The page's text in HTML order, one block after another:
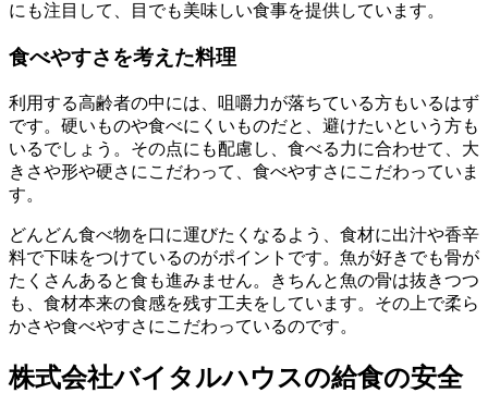
にも注目して、目でも美味しい食事を提供しています。
食べやすさを考えた料理
利用する高齢者の中には、咀嚼力が落ちている方もいるはず
です。硬いものや食べにくいものだと、避けたいという方も
いるでしょう。その点にも配慮し、食べる力に合わせて、大
きさや形や硬さにこだわって、食べやすさにこだわっていま
す。
どんどん食べ物を口に運びたくなるよう、食材に出汁や香辛
料で下味をつけているのがポイントです。魚が好きでも骨が
たくさんあると食も進みません。きちんと魚の骨は抜きつつ
も、食材本来の食感を残す工夫をしています。その上で柔ら
かさや食べやすさにこだわっているのです。
株式会社バイタルハウスの給食の安全